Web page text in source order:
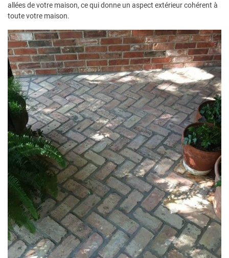
allées de votre maison, ce qui donne un aspect extérieur cohérent à
toute votre maison.